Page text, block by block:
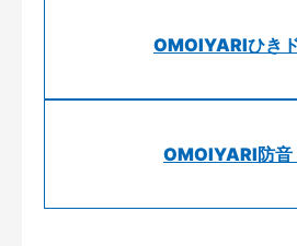
OMOIYARIひき
OMOIYARI防音